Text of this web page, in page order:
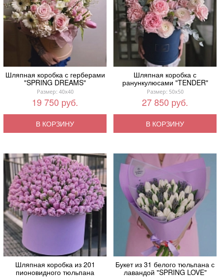
Шляпная коробка с герберами
"SPRING DREAMS"
Размер: 40x40
19 750 руб.
В КОРЗИНУ
Шляпная коробка с
ранункулюсами "TENDER"
Размер: 50x50
27 850 руб.
В КОРЗИНУ
Шляпная коробка из 201
пионовидного тюльпана
Букет из 31 белого тюльпана с
лавандой "SPRING LOVE"